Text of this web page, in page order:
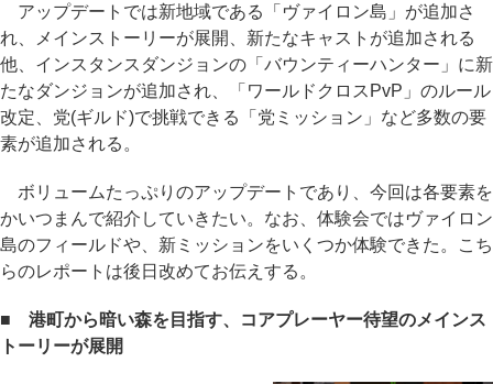
アップデートでは新地域である「ヴァイロン島」が追加さ
れ、メインストーリーが展開、新たなキャストが追加される
他、インスタンスダンジョンの「バウンティーハンター」に新
たなダンジョンが追加され、「ワールドクロスPvP」のルール
改定、党(ギルド)で挑戦できる「党ミッション」など多数の要
素が追加される。
ボリュームたっぷりのアップデートであり、今回は各要素を
かいつまんで紹介していきたい。なお、体験会ではヴァイロン
島のフィールドや、新ミッションをいくつか体験できた。こち
らのレポートは後日改めてお伝えする。
■ 港町から暗い森を目指す、コアプレーヤー待望のメインス
トーリーが展開